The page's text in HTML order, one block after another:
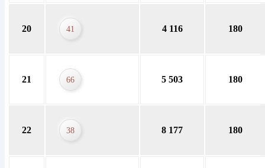
20 41 4 116 180
21 66 5 503 180
22 38 8 177 180